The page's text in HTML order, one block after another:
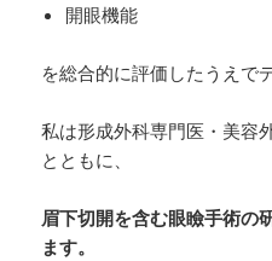
開眼機能
を総合的に評価したうえで
私は形成外科専門医・美容
とともに、
眉下切開を含む眼瞼手術の
ます。